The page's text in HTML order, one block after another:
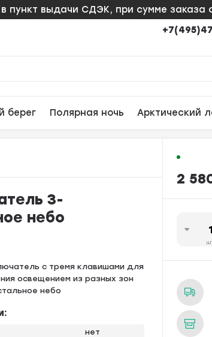
пункт выдачи СДЭК, при сумме заказа
берег Полярная ночь Арктический
3-
небо
с тремя клавишами для
освещением из разных зон
небо
нет
2